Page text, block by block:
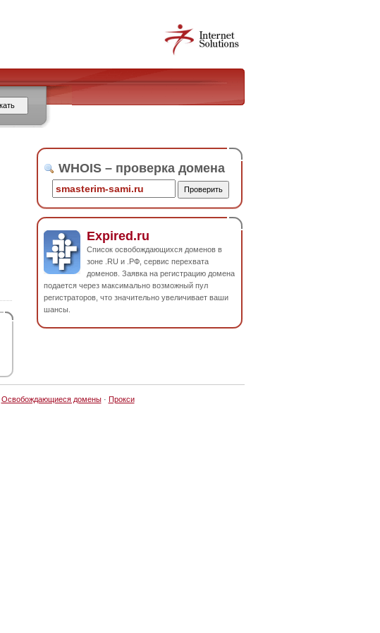
WHOIS – проверка домена
Expired.ru
Список освобождающихся доменов в
зоне .RU и .РФ, сервис перехвата
доменов. Заявка на регистрацию домена
подается через максимально возможный пул
регистраторов, что значительно увеличивает ваши
шансы.
Освобождающиеся домены· Прокси